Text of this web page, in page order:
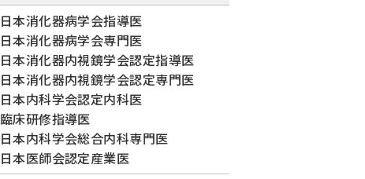
日本消化器病学会指導医
日本消化器病学会専門医
日本消化器内視鏡学会認定指導医
日本消化器内視鏡学会認定専門医
日本内科学会認定内科医
臨床研修指導医
日本内科学会総合内科専門医
日本医師会認定産業医